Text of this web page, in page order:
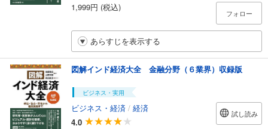
1,999円 (税込)
フォロー
あらすじを表示する
図解インド経済大全 金融分野（６業界）収録版
ビジネス・実用
ビジネス・経済 / 経済
4.0
試し読み